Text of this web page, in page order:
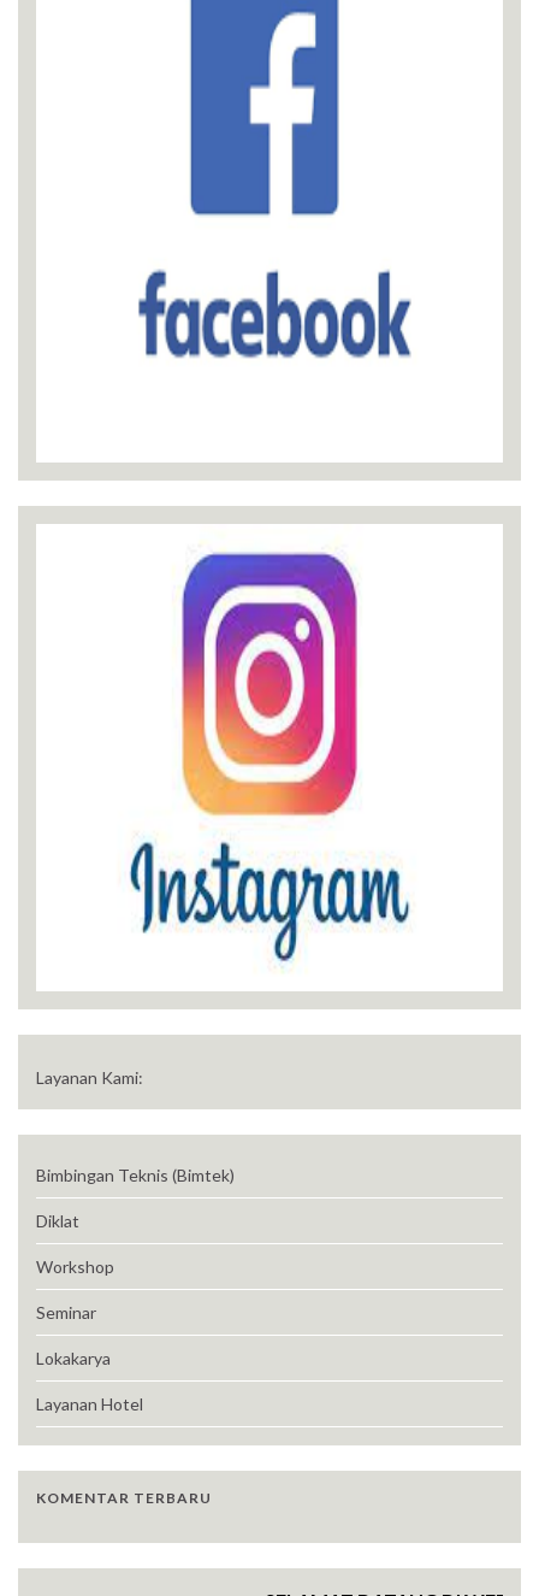
Layanan Kami:
Bimbingan Teknis (Bimtek)
Diklat
Workshop
Seminar
Lokakarya
Layanan Hotel
KOMENTAR TERBARU